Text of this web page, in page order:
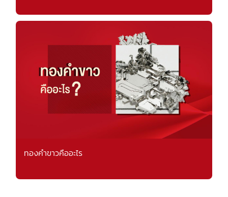
ทองคำขาวคืออะไร